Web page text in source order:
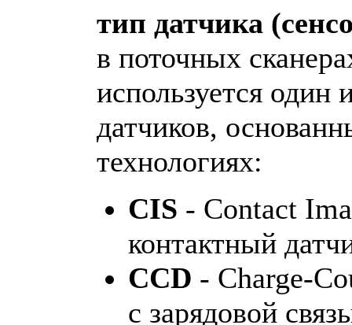
тип датчика
в поточных
используется один
датчиков,
технологиях:
CIS - Contact
контактный
CCD - Charge-
с зарядовой